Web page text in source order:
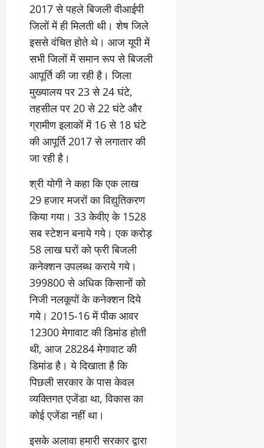
2017 से पहले बिजली वीआईपी
जिलों में ही मिलती थी। शेष जिले
इससे वंचित होते थे। आज यूपी में
सभी जिलों में समान रूप से बिजली
आपूर्ति की जा रही है। जिला
मुख्यालय पर 23 से 24 घंटे,
तहसील पर 20 से 22 घंटे और
ग्रामीण इलाकों में 16 से 18 घंटे
की आपूर्ति 2017 से लगातार की
जा रही है।
श्री योगी ने कहा कि एक लाख
29 हजार मजरों का विद्युतिकरण
किया गया। 33 केवीए के 1528
सब स्टेशन बनाये गये। एक करोड़
58 लाख घरों को फ्री बिजली
कनेक्शन उपलब्ध कराये गये।
399800 से अधिक किसानों को
निजी नलकूपों के कनेक्शन दिये
गये। 2015-16 में पीक आवर
12300 मेगावाट की डिमांड होती
थी, आज 28284 मेगावाट की
डिमांड है। ये दिखाता है कि
पिछली सरकार के पास केवल
व्यक्तिगत एजेंडा था, विकास का
कोई एजेंडा नहीं था।
इसके अलावा हमारी सरकार द्वारा